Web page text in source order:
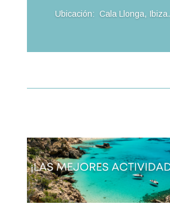
Ubicación: Cala Llonga, Ibiza.